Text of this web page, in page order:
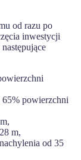
od razu po
inwestycji
powierzchni
m,
od 35